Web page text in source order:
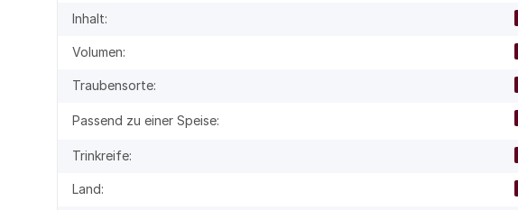
Inhalt:
Volumen:
Traubensorte:
Passend zu einer Speise:
Trinkreife:
Land: